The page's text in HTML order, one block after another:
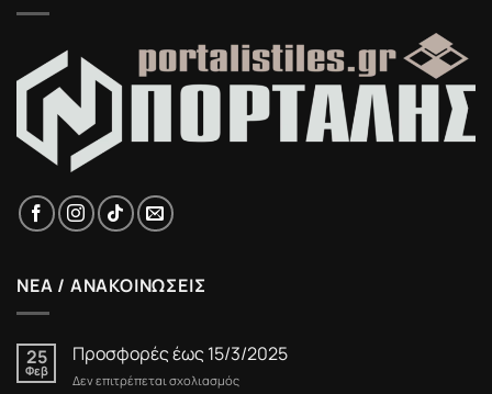
ΝΕΑ / ΑΝΑΚΟΙΝΩΣΕΙΣ
25
Φεβ
Προσφορές έως 15/3/2025
Δεν επιτρέπεται σχολιασμόςστο